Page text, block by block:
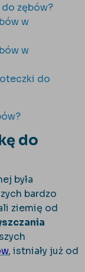
zębów?
w
w
do
do
była
bardzo
ziemię od
, istniały już od